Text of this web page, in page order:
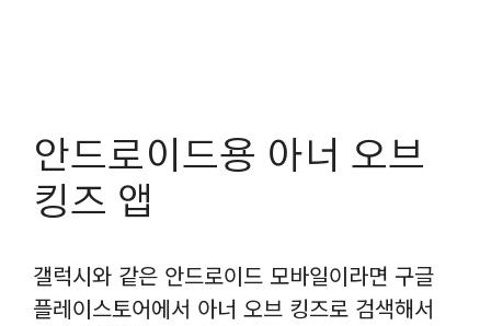
안드로이드용 아너 오브
킹즈 앱
갤럭시와 같은 안드로이드 모바일이라면 구글
플레이스토어에서 아너 오브 킹즈로 검색해서